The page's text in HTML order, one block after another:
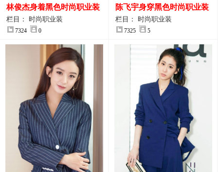
林俊杰身着黑色时尚职业装
制服图片
栏目： 时尚职业装
7324 0
陈飞宇身穿黑色时尚职业装
图片
栏目： 时尚职业装
7325 5